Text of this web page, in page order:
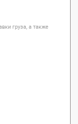
груза, а также